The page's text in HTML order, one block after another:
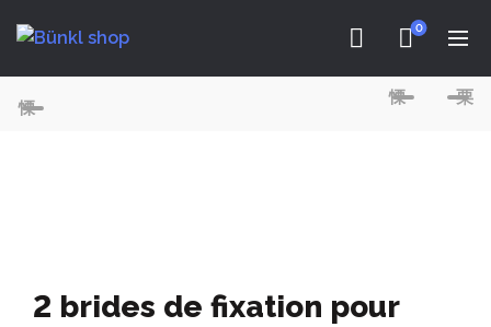
0
2 brides de fixation pour